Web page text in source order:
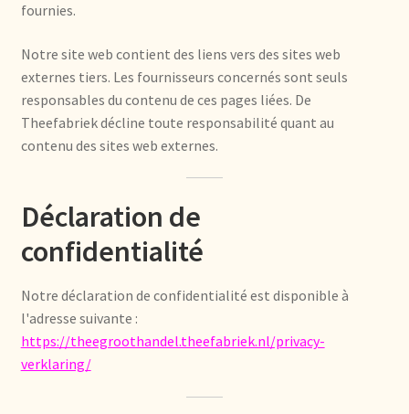
Expédition et livraison
Food safety
Image de marque personnelle
Impressum
Imprint
Kontakt
Lagerangelegenheiten
fournies.
Notre site web contient des liens vers des sites web
externes tiers. Les fournisseurs concernés sont seuls
responsables du contenu de ces pages liées. De
Theefabriek décline toute responsabilité quant au
contenu des sites web externes.
Déclaration de
confidentialité
Notre déclaration de confidentialité est disponible à
l'adresse suivante :
https://theegroothandel.theefabriek.nl/privacy-
verklaring/